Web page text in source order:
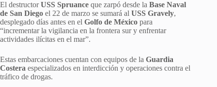
El destructorUSS Spruance que zarpó desde la Base Naval
de San Diego el 22 de marzo se sumará al USS Gravely,
desplegado días antes en el Golfo de México para
“incrementar la vigilancia en la frontera sur y enfrentar
actividades ilícitas en el mar”.
Estas embarcaciones cuentan con equipos de la Guardia
Costera especializados en interdicción y operaciones contra el
tráfico de drogas.